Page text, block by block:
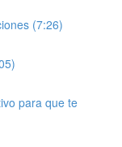
(7:26)
para que te